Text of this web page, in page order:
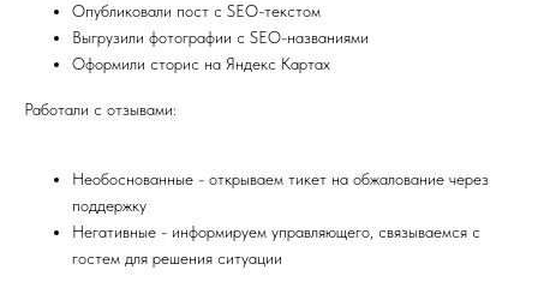
Опубликовали пост с SEO-текстом
Выгрузили фотографии с SEO-названиями
Оформили сторис на Яндекс Картах
Работали с отзывами:
Необоснованные - открываем тикет на обжалование через
поддержку
Негативные - информируем управляющего, связываемся с
гостем для решения ситуации